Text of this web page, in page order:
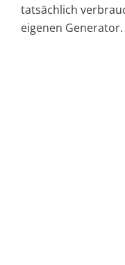
tatsächlich
eigenen Generator.